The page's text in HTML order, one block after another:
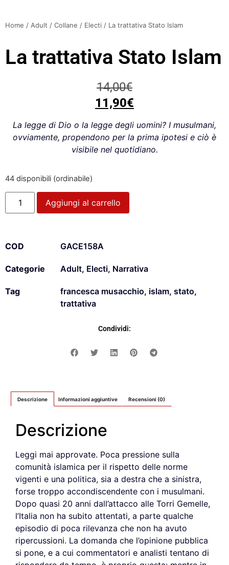
Home / Adult / Collane / Electi / La trattativa Stato Islam
La trattativa Stato Islam
14,00€
11,90€
La legge di Dio o la legge degli uomini? I musulmani,
ovviamente, propendono per la prima ipotesi e ciò è
visibile nel quotidiano.
44 disponibili (ordinabile)
Aggiungi al carrello
COD GACE158A
Categorie Adult, Electi, Narrativa
Tag francesca musacchio, islam, stato,
trattativa
Condividi:
Descrizione Informazioni aggiuntive Recensioni (0)
Descrizione
Leggi mai approvate. Poca pressione sulla
comunità islamica per il rispetto delle norme
vigenti e una politica, sia a destra che a sinistra,
forse troppo accondiscendente con i musulmani.
Dopo quasi 20 anni dall’attacco alle Torri Gemelle,
l’Italia non ha subito attentati, a parte qualche
episodio di poca rilevanza che non ha avuto
ripercussioni. La domanda che l’opinione pubblica
si pone, e a cui commentatori e analisti tentano di